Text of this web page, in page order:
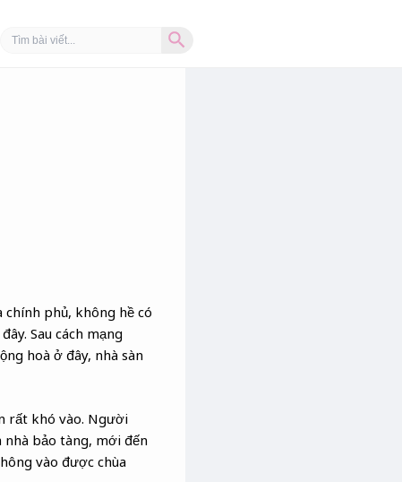
Search
for:
chính phủ, không hề có
Sau cách mạng
hoà ở đây, nhà sàn
rất khó vào. Người
nhà bảo tàng, mới đến
vào được chùa